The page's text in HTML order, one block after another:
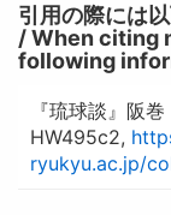
引用の際には
/ When citing
following
『琉球談』阪
HW495c2,
ryukyu.ac.jp/